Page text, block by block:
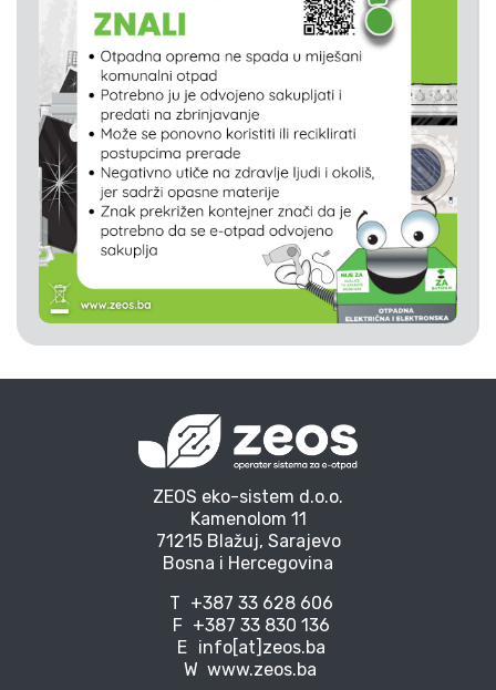
ZEOS eko-sistem d.o.o.
Kamenolom 11
71215 Blažuj, Sarajevo
Bosna i Hercegovina
T +387 33 628 606
F +387 33 830 136
E info[at]zeos.ba
W www.zeos.ba